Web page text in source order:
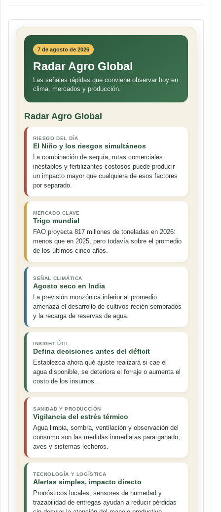
7 de agosto de 2026
Radar Agro Global
Las señales rápidas que conviene observar hoy en
clima, mercados y producción.
Radar Agro Global
RIESGO DEL DÍA
El Niño y los riesgos simultáneos
La combinación de sequía, rutas comerciales
inestables y fertilizantes costosos puede producir
un impacto mayor que cualquiera de esos factores
por separado.
MERCADO CLAVE
Trigo mundial
FAO proyecta 817 millones de toneladas en 2026:
menos que en 2025, pero todavía sobre el promedio
de los últimos cinco años.
SEÑAL CLIMÁTICA
Agosto seco en India
La previsión monzónica inferior al promedio
amenaza el desarrollo de cultivos recién sembrados
y la recarga de reservas de agua.
INSIGHT ÚTIL
Defina decisiones antes del déficit
Establezca ahora qué ajuste realizará si cae el
agua disponible, se deteriora el forraje o aumenta el
costo de los insumos.
SANIDAD Y PRODUCCIÓN
Vigilancia del estrés térmico
Agua limpia, sombra, ventilación y observación del
consumo son las medidas inmediatas para ganado,
aves y sistemas lecheros.
TECNOLOGÍA Y LOGÍSTICA
Alertas simples, impacto directo
Pronósticos locales, sensores de humedad y
trazabilidad de entregas ayudan a reducir pérdidas